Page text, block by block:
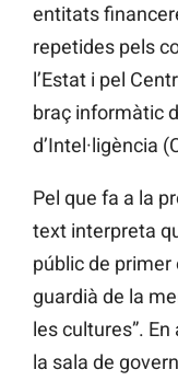
entitats
repetides pels
l’Estat i pel
braç informàtic
d’Intel·ligència
Pel que fa a la
text interpreta
públic de primer
guardià de la
les cultures”.
la sala de